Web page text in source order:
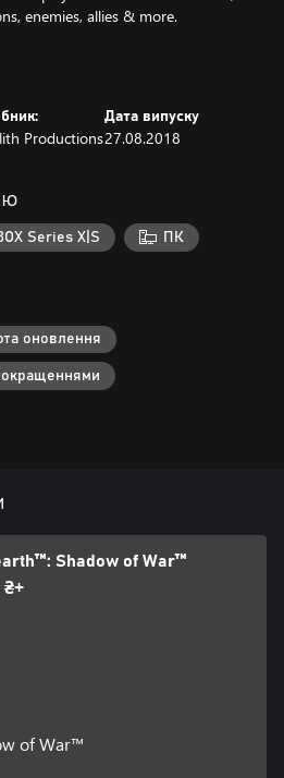
enemies, allies & more.
Productions
Дата випуску
27.08.2018
Series X|S ПК
оновлення
Shadow of War™
₴+
of War™